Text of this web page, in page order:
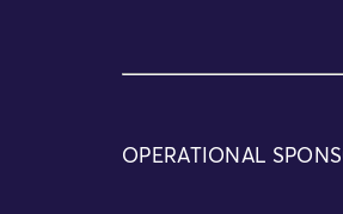
OPERATIONAL